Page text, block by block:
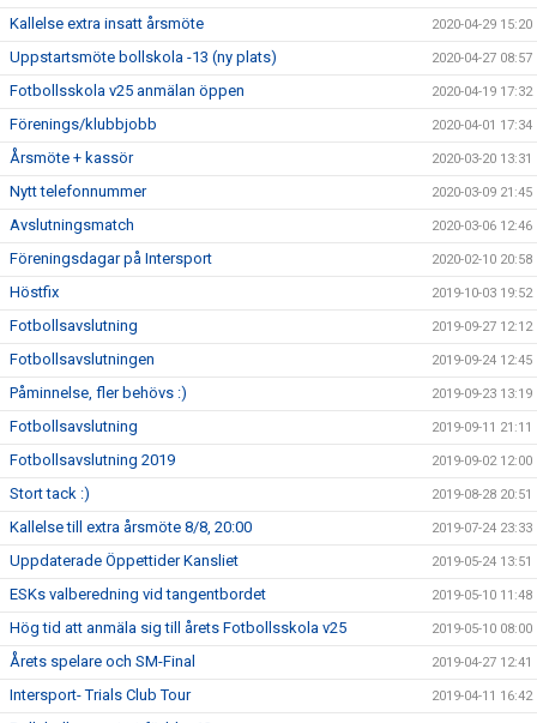
Kallelse extra insatt årsmöte 2020-04-29 15:20
Uppstartsmöte bollskola -13 (ny plats) 2020-04-27 08:57
Fotbollsskola v25 anmälan öppen 2020-04-19 17:32
Förenings/klubbjobb 2020-04-01 17:34
Årsmöte + kassör 2020-03-20 13:31
Nytt telefonnummer 2020-03-09 21:45
Avslutningsmatch 2020-03-06 12:46
Föreningsdagar på Intersport 2020-02-10 20:58
Höstfix 2019-10-03 19:52
Fotbollsavslutning 2019-09-27 12:12
Fotbollsavslutningen 2019-09-24 12:45
Påminnelse, fler behövs :) 2019-09-23 13:19
Fotbollsavslutning 2019-09-11 21:11
Fotbollsavslutning 2019 2019-09-02 12:00
Stort tack :) 2019-08-28 20:51
Kallelse till extra årsmöte 8/8, 20:00 2019-07-24 23:33
Uppdaterade Öppettider Kansliet 2019-05-24 13:51
ESKs valberedning vid tangentbordet 2019-05-10 11:48
Hög tid att anmäla sig till årets Fotbollsskola v25 2019-05-10 08:00
Årets spelare och SM-Final 2019-04-27 12:41
Intersport- Trials Club Tour 2019-04-11 16:42